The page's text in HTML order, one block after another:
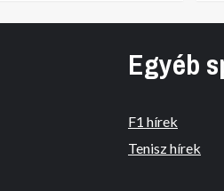
Egyéb
F1 hírek
Tenisz hírek